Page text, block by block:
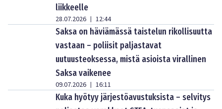
liikkeelle
28.07.2026 | 12:44
Saksa on häviämässä taistelun rikollisuutta
vastaan – poliisit paljastavat
uutuusteoksessa, mistä asioista virallinen
Saksa vaikenee
09.07.2026 | 16:11
Kuka hyötyy järjestöavustuksista – selvitys